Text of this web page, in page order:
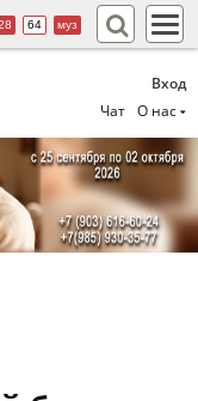
Вход
Чат
О нас
64 муз